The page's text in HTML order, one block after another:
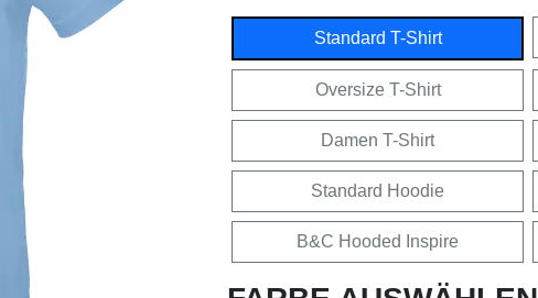
Standard T-Shirt
Oversize T-Shirt
Damen T-Shirt
Standard Hoodie
B&C Hooded Inspire